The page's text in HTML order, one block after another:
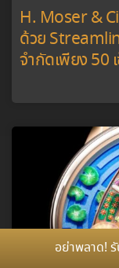
H. Moser &
ด้วย
จำกัดเพียง 50
อย่าพลาด!